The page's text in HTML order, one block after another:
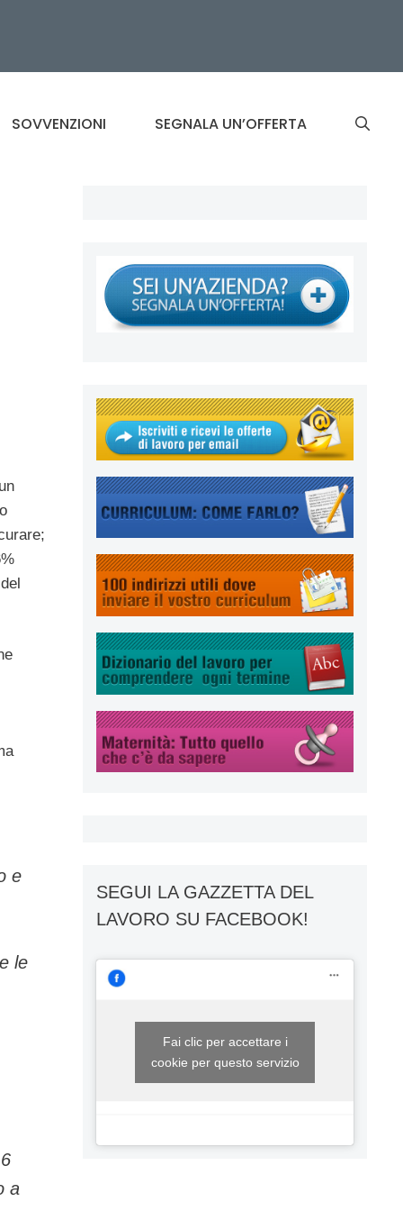
SOVVENZIONI SEGNALA UN’OFFERTA
e
le
a
SEGUI LA GAZZETTA DEL
LAVORO SU FACEBOOK!
Fai clic per accettare i
cookie per questo servizio